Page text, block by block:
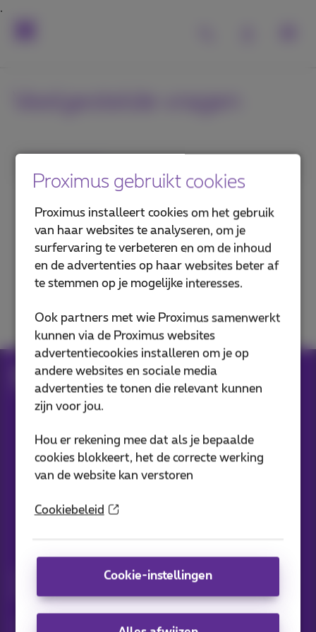
Pickx gebruiken
Pickx op je gsm of computer
Proximus gebruikt cookies
Proximus installeert cookies om het gebruik
van haar websites te analyseren, om je
surfervaring te verbeteren en om de inhoud
en de advertenties op haar websites beter af
te stemmen op je mogelijke interesses.
Ook partners met wie Proximus samenwerkt
kunnen via de Proximus websites
advertentiecookies installeren om je op
andere websites en sociale media
advertenties te tonen die relevant kunnen
zijn voor jou.
Hou er rekening mee dat als je bepaalde
cookies blokkeert, het de correcte werking
van de website kan verstoren
Cookiebeleid
Cookie-instellingen
Hulp Televisie
Pickx gebruiken
Instellingen aanpassen
Onze applicaties
Ontdek de laatste infos, promoties of aanbiedingen heet van
Ja, ik ben benieuwd!